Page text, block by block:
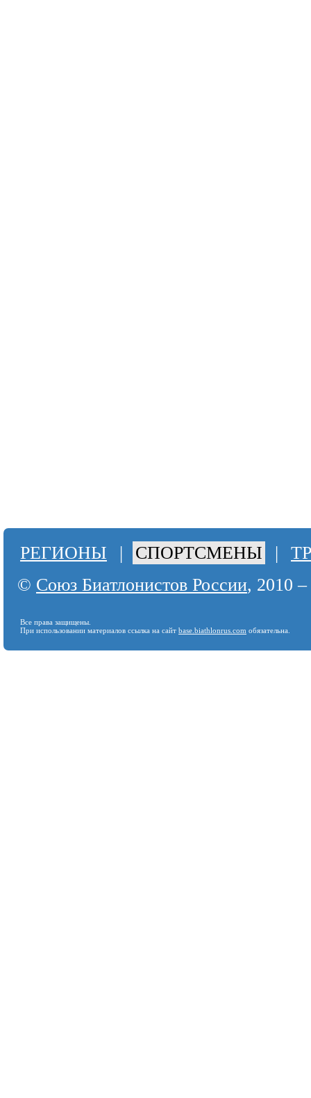
РЕГИОНЫ | СПОРТСМЕНЫ |
© Союз Биатлонистов России, 2010
Все права защищены.
При использовании материалов ссылка на сайт base.biathlonrus.com обязательна.